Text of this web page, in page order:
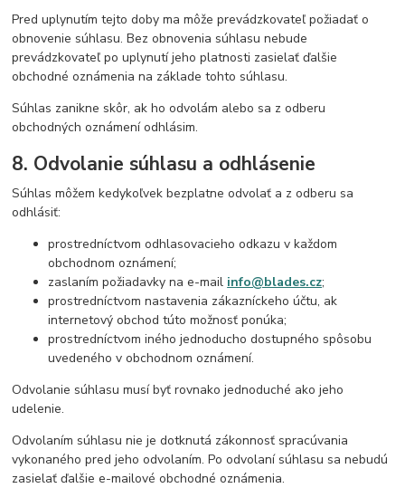
Pred uplynutím tejto doby ma môže prevádzkovateľ požiadať o
obnovenie súhlasu. Bez obnovenia súhlasu nebude
prevádzkovateľ po uplynutí jeho platnosti zasielať ďalšie
obchodné oznámenia na základe tohto súhlasu.
Súhlas zanikne skôr, ak ho odvolám alebo sa z odberu
obchodných oznámení odhlásim.
8. Odvolanie súhlasu a odhlásenie
Súhlas môžem kedykoľvek bezplatne odvolať a z odberu sa
odhlásiť:
prostredníctvom odhlasovacieho odkazu v každom
obchodnom oznámení;
zaslaním požiadavky na e-mail info@blades.cz;
prostredníctvom nastavenia zákazníckeho účtu, ak
internetový obchod túto možnosť ponúka;
prostredníctvom iného jednoducho dostupného spôsobu
uvedeného v obchodnom oznámení.
Odvolanie súhlasu musí byť rovnako jednoduché ako jeho
udelenie.
Odvolaním súhlasu nie je dotknutá zákonnosť spracúvania
vykonaného pred jeho odvolaním. Po odvolaní súhlasu sa nebudú
zasielať ďalšie e-mailové obchodné oznámenia.